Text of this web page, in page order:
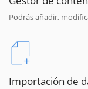
Podrás añadir,
Importación de